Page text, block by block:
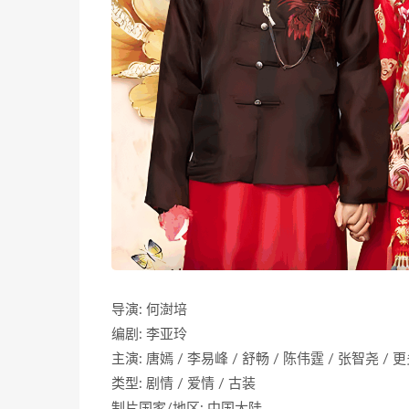
导演: 何澍培
编剧: 李亚玲
主演: 唐嫣 / 李易峰 / 舒畅 / 陈伟霆 / 张智尧 /
类型: 剧情 / 爱情 / 古装